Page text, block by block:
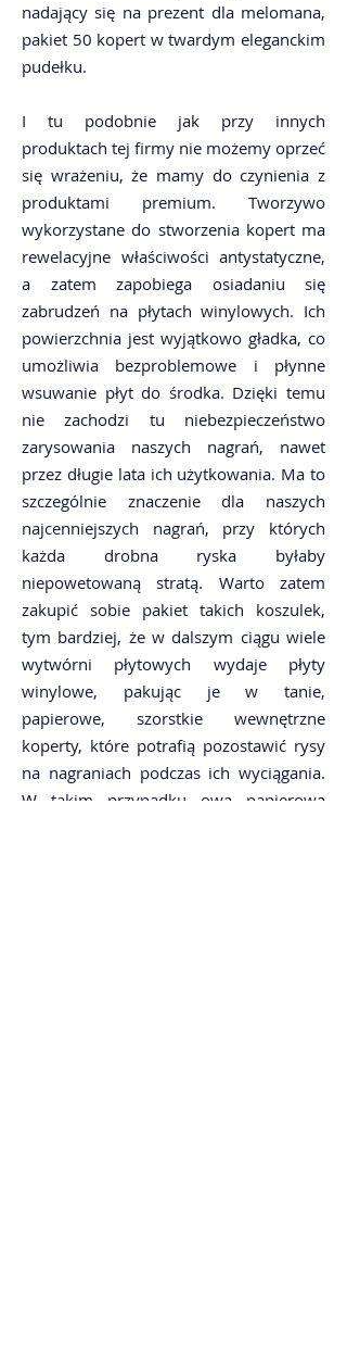
nadający się na prezent dla melomana,
pakiet 50 kopert w twardym eleganckim
pudełku.
I tu podobnie jak przy innych
produktach tej firmy nie możemy oprzeć
się wrażeniu, że mamy do czynienia z
produktami premium. Tworzywo
wykorzystane do stworzenia kopert ma
rewelacyjne właściwości antystatyczne,
a zatem zapobiega osiadaniu się
zabrudzeń na płytach winylowych. Ich
powierzchnia jest wyjątkowo gładka, co
umożliwia bezproblemowe i płynne
wsuwanie płyt do środka. Dzięki temu
nie zachodzi tu niebezpieczeństwo
zarysowania naszych nagrań, nawet
przez długie lata ich użytkowania. Ma to
szczególnie znaczenie dla naszych
najcenniejszych nagrań, przy których
każda drobna ryska byłaby
niepowetowaną stratą. Warto zatem
zakupić sobie pakiet takich koszulek,
tym bardziej, że w dalszym ciągu wiele
wytwórni płytowych wydaje płyty
winylowe, pakując je w tanie,
papierowe, szorstkie wewnętrzne
koperty, które potrafią pozostawić rysy
na nagraniach podczas ich wyciągania.
W takim przypadku ową papierową